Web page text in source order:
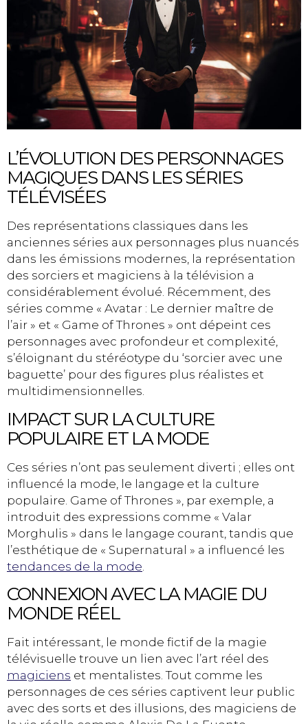
L’ÉVOLUTION DES PERSONNAGES
MAGIQUES DANS LES SÉRIES
TÉLÉVISÉES
Des représentations classiques dans les
anciennes séries aux personnages plus nuancés
dans les émissions modernes, la représentation
des sorciers et magiciens à la télévision a
considérablement évolué. Récemment, des
séries comme « Avatar : Le dernier maître de
l’air » et « Game of Thrones » ont dépeint ces
personnages avec profondeur et complexité,
s’éloignant du stéréotype du ‘sorcier avec une
baguette’ pour des figures plus réalistes et
multidimensionnelles.
IMPACT SUR LA CULTURE
POPULAIRE ET LA MODE
Ces séries n’ont pas seulement diverti ; elles ont
influencé la mode, le langage et la culture
populaire. Game of Thrones », par exemple, a
introduit des expressions comme « Valar
Morghulis » dans le langage courant, tandis que
l’esthétique de « Supernatural » a influencé les
tendances de la mode
CONNEXION AVEC LA MAGIE DU
MONDE RÉEL
Fait intéressant, le monde fictif de la magie
télévisuelle trouve un lien avec l’art réel des
magiciens et mentalistes. Tout comme les
personnages de ces séries captivent leur public
avec des sorts et des illusions, des magiciens de